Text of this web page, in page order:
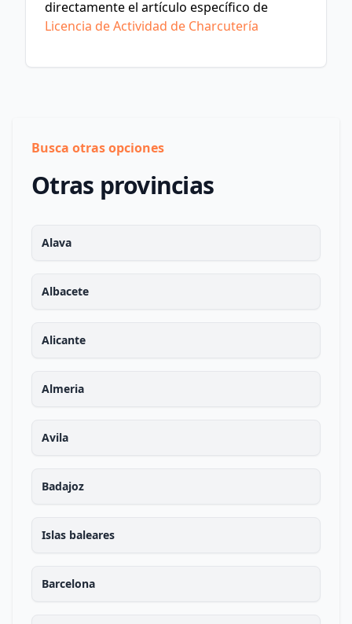
directamente el artículo específico de
Licencia de Actividad de Charcutería
Busca otras opciones
Otras provincias
Alava
Albacete
Alicante
Almeria
Avila
Badajoz
Islas baleares
Barcelona